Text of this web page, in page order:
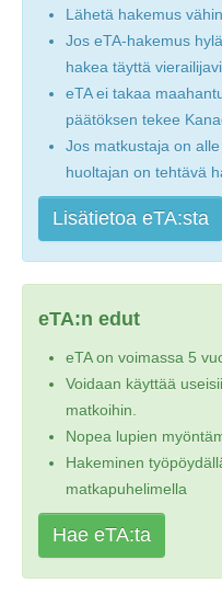
Lähetä hakemus
Jos eTA-hakemus
hakea täyttä
eTA ei takaa
päätöksen tekee
Jos matkustaja on
huoltajan on tehtävä
Lisätietoa eTA:sta
eTA:n edut
eTA on voimassa 5
Voidaan käyttää
matkoihin.
Nopea lupien
Hakeminen
matkapuhelimella
Hae eTA:ta